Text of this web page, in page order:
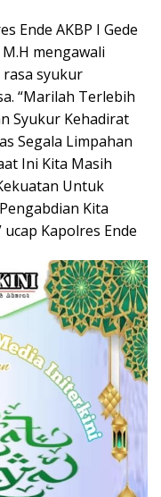
Ende AKBP I Gede
mengawali
syukur
“Marilah Terlebih
Syukur Kehadirat
Segala Limpahan
Ini Kita Masih
Untuk
Kita
Kapolres Ende